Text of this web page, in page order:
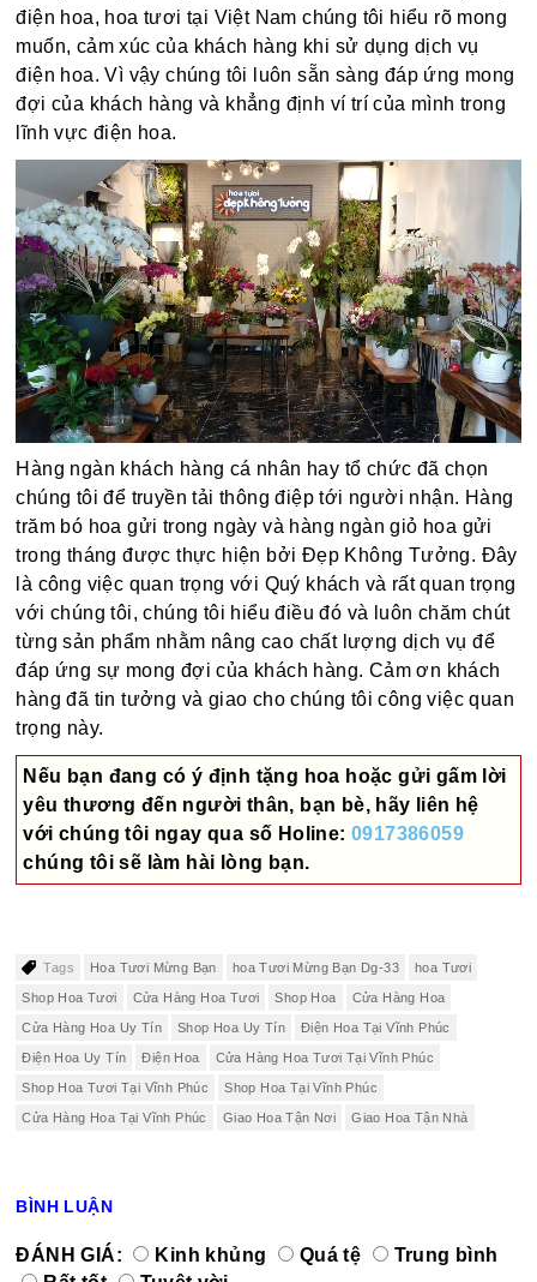
điện hoa, hoa tươi tại Việt Nam chúng tôi hiểu rõ mong
muốn, cảm xúc của khách hàng khi sử dụng dịch vụ
điện hoa. Vì vậy chúng tôi luôn sẵn sàng đáp ứng mong
đợi của khách hàng và khẳng định ví trí của mình trong
lĩnh vực điện hoa.
Hàng ngàn khách hàng cá nhân hay tổ chức đã chọn
chúng tôi để truyền tải thông điệp tới người nhận. Hàng
trăm bó hoa gửi trong ngày và hàng ngàn giỏ hoa gửi
trong tháng được thực hiện bởi Đẹp Không Tưởng. Đây
là công việc quan trọng với Quý khách và rất quan trọng
với chúng tôi, chúng tôi hiểu điều đó và luôn chăm chút
từng sản phẩm nhằm nâng cao chất lượng dịch vụ để
đáp ứng sự mong đợi của khách hàng. Cảm ơn khách
hàng đã tin tưởng và giao cho chúng tôi công việc quan
trọng này.
Nếu bạn đang có ý định tặng hoa hoặc gửi gấm lời
yêu thương đến người thân, bạn bè, hãy liên hệ
với chúng tôi ngay qua số Holine:0917386059
chúng tôi sẽ làm hài lòng bạn.
Tags Hoa Tươi Mừng Bạn hoa Tươi Mừng Bạn Dg-33 hoa Tươi
Shop Hoa Tươi Cửa Hàng Hoa Tươi Shop Hoa Cửa Hàng Hoa
Cửa Hàng Hoa Uy Tín Shop Hoa Uy Tín Điện Hoa Tại Vĩnh Phúc
Điện Hoa Uy Tín Điện Hoa Cửa Hàng Hoa Tươi Tại Vĩnh Phúc
Shop Hoa Tươi Tại Vĩnh Phúc Shop Hoa Tại Vĩnh Phúc
Cửa Hàng Hoa Tại Vĩnh Phúc Giao Hoa Tận Nơi Giao Hoa Tận Nhà
BÌNH LUẬN
ĐÁNH GIÁ: Kinh khủng Quá tệ
Trung bình